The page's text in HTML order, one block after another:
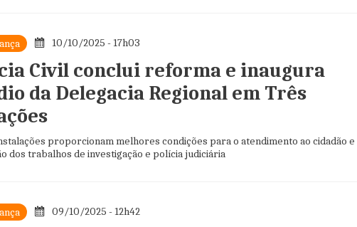
10/10/2025 - 17h03
Civil conclui reforma e inaugura
da Delegacia Regional em Três
proporcionam melhores condições para o atendimento ao cidadão e
dos trabalhos de investigação e polícia judiciária
09/10/2025 - 12h42